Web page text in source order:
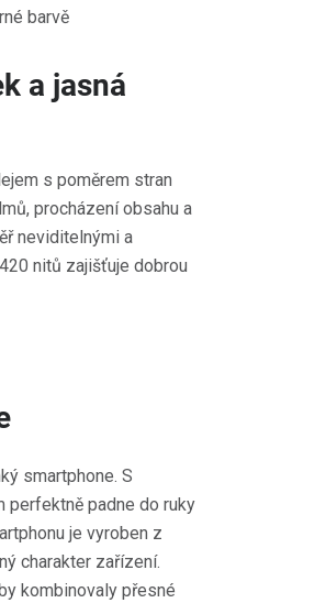
a jasná
s poměrem stran
procházení obsahu a
neviditelnými a
nitů zajišťuje dobrou
smartphone. S
perfektně padne do ruky
je vyroben z
charakter zařízení.
kombinovaly přesné